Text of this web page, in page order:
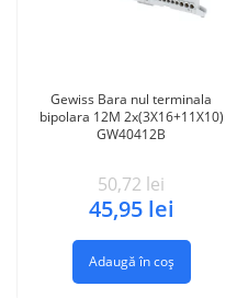
Gewiss Bara nul terminala
bipolara 12M 2x(3X16+11X10)
GW40412B
50,72 lei
45,95 lei
Adaugă în coș